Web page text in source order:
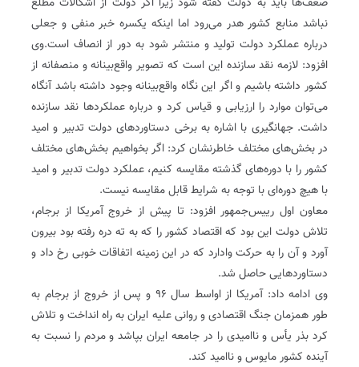
نباشد منابع کشور هدر می‌رود اما اینکه یکسره خبر منفی و جعلی
درباره عملکرد دولت تولید و منتشر شود به دور از انصاف است.وی
افزود: لازمه نقد سازنده این است که تصویر واقع‌بینانه و منصفانه از
کشور داشته باشیم و اگر این نگاه واقع‌بینانه وجود داشته باشد آنگاه
می‌توان موارد را ارزیابی و قیاس کرد و درباره عملکردها نقد سازنده
داشت. جهانگیری با اشاره به برخی دستاوردهای دولت تدبیر و امید
در بخش‌های مختلف خاطرنشان کرد: اگر بخواهیم بخش‌های مختلف
کشور را با دوره‌های گذشته مقایسه کنیم، عملکرد دولت تدبیر و امید
با هیچ دوره‌ای با توجه به شرایط قابل مقایسه نیست.
معاون اول رییس‌جمهور افزود: تا پیش از خروج آمریکا از برجام،
تلاش دولت این بود که اقتصاد کشور را که به ته دره رفته بود بیرون
آورد و آن را به حرکت وادارد که در این زمینه اتفاقات خوبی رخ داد و
دستاوردهایی حاصل شد.
وی ادامه داد: آمریکا از اواسط سال ۹۶ و پس از خروج از برجام به
طور همزمان جنگ اقتصادی و روانی علیه ایران به راه انداخت و تلاش
کرد بذر یأس و ناامیدی را در جامعه ایران بپاشد و مردم را نسبت به
آینده کشور مایوس و ناامید کند.